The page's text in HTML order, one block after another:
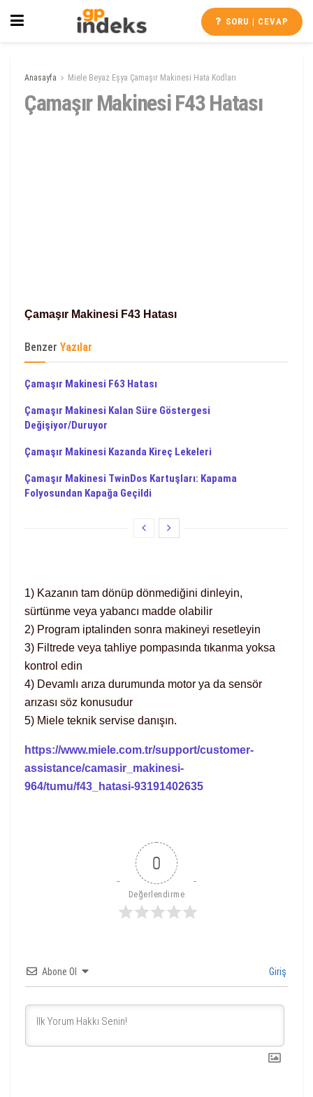
SORU | CEVAP
Anasayfa Miele Beyaz Eşya Çamaşır Makinesi Hata Kodları
Çamaşır Makinesi F43 Hatası
Çamaşır Makinesi F43 Hatası
Benzer Yazılar
Çamaşır Makinesi F63 Hatası
Çamaşır Makinesi Kalan Süre Göstergesi
Değişiyor/Duruyor
Çamaşır Makinesi Kazanda Kireç Lekeleri
Çamaşır Makinesi TwinDos Kartuşları: Kapama
Folyosundan Kapağa Geçildi
1) Kazanın tam dönüp dönmediğini dinleyin,
sürtünme veya yabancı madde olabilir
2) Program iptalinden sonra makineyi resetleyin
3) Filtrede veya tahliye pompasında tıkanma yoksa
kontrol edin
4) Devamlı arıza durumunda motor ya da sensör
arızası söz konusudur
5) Miele teknik servise danışın.
https://www.miele.com.tr/support/customer-
assistance/camasir_makinesi-
964/tumu/f43_hatasi-93191402635
0
Değerlendirme
Abone Ol Giriş